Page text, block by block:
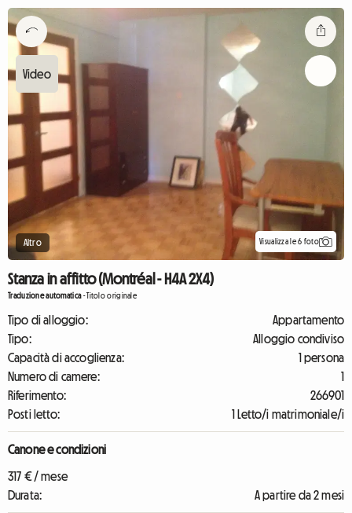
Altro Visualizza le 6 foto
Stanza in affitto (Montréal - H4A 2X4)
Traduzione automatica-Titolo originale
Tipo di alloggio:
Appartamento
Tipo:
Alloggio condiviso
Capacità di accoglienza:
1 persona
Numero di camere:
1
Riferimento:
266901
Posti letto:
1 Letto/i matrimoniale/i
Canone e condizioni
317 € / mese
Durata:
A partire da 2 mesi